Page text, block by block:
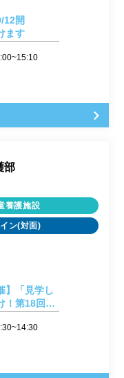
12開
ます
部
養護施設
ン(対面)
】「見学し
！第18回